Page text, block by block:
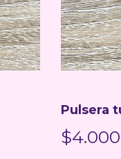
Pulsera
$4.000